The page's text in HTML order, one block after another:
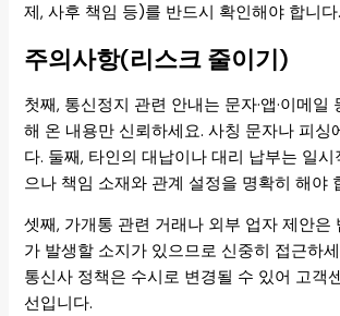
제, 사후 책임 등)를 반드시 확인해야 합니다.
주의사항(리스크 줄이기)
첫째, 통신정지 관련 안내는 문자·앱·이메일
해 온 내용만 신뢰하세요. 사칭 문자나 피싱
다. 둘째, 타인의 대납이나 대리 납부는 일
으나 책임 소재와 관계 설정을 명확히 해야
셋째, 가개통 관련 거래나 외부 업자 제안은
가 발생할 소지가 있으므로 신중히 접근하
통신사 정책은 수시로 변경될 수 있어 고객
선입니다.